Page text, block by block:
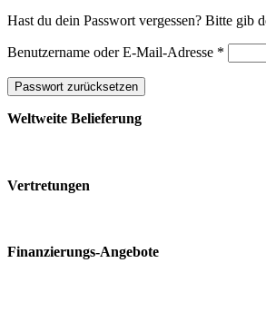
Hast du dein Passwort vergessen? Bitte gib
Benutzername oder E-Mail-Adresse *
Passwort zurücksetzen
Weltweite Belieferung
Vertretungen
Finanzierungs-Angebote